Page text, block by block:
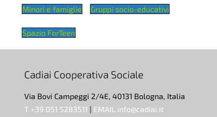
Minori e famiglie Gruppi socio-educativi
Spazio ForTeen
Cadiai Cooperativa Sociale
Via Bovi Campeggi 2/4E, 40131 Bologna, Italia
T +39 051 5283511 | EMAIL info@cadiai.it